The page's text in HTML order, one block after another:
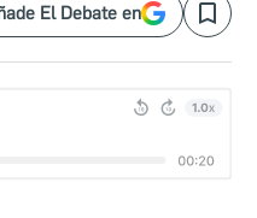
El Debate en Save